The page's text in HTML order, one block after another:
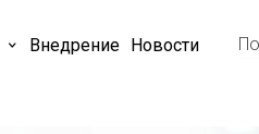
Внедрение Новости